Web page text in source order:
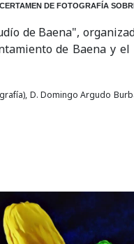
DE FOTOGRAFÍA
de Baena",
de Baena y
D. Domingo Argudo